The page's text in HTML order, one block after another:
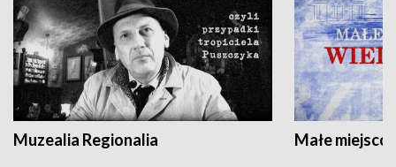
Muzealia Regionalia Małe